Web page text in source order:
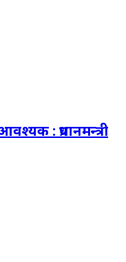
: प्रधानमन्त्री